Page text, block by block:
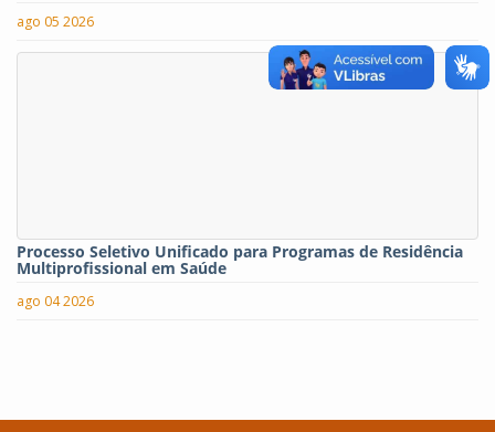
ago 05 2026
Processo Seletivo Unificado para Programas de Residência
Multiprofissional em Saúde
ago 04 2026